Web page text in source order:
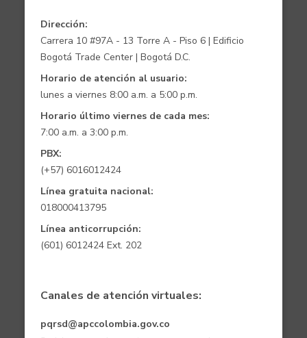
Dirección:
Carrera 10 #97A - 13 Torre A - Piso 6 | Edificio
Bogotá Trade Center | Bogotá D.C.
Horario de atención al usuario:
lunes a viernes 8:00 a.m. a 5:00 p.m.
Horario último viernes de cada mes:
7:00 a.m. a 3:00 p.m.
PBX:
(+57) 6016012424
Línea gratuita nacional:
018000413795
Línea anticorrupción:
(601) 6012424 Ext. 202
Canales de atención virtuales:
pqrsd@apccolombia.gov.co